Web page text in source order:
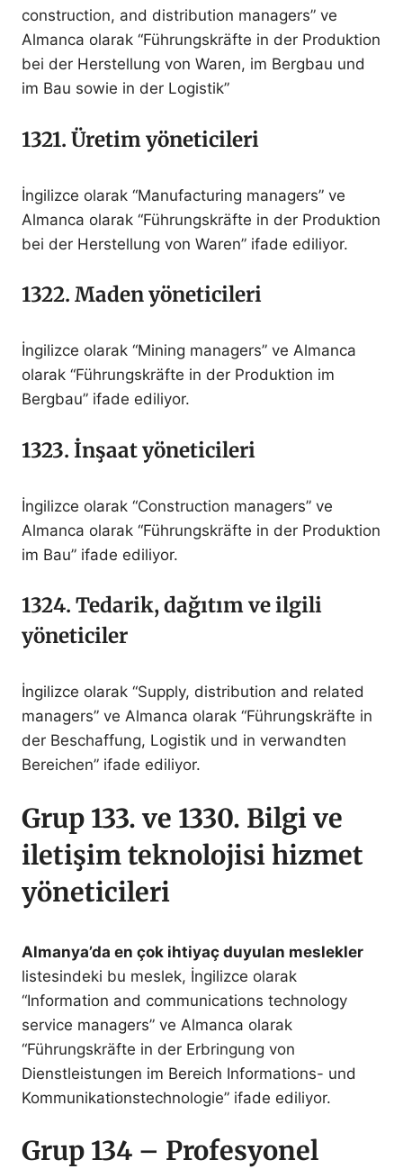
construction, and distribution managers” ve
Almanca olarak “Führungskräfte in der Produktion
bei der Herstellung von Waren, im Bergbau und
im Bau sowie in der Logistik”
1321. Üretim yöneticileri
İngilizce olarak “Manufacturing managers” ve
Almanca olarak “Führungskräfte in der Produktion
bei der Herstellung von Waren” ifade ediliyor.
1322. Maden yöneticileri
İngilizce olarak “Mining managers” ve Almanca
olarak “Führungskräfte in der Produktion im
Bergbau” ifade ediliyor.
1323. İnşaat yöneticileri
İngilizce olarak “Construction managers” ve
Almanca olarak “Führungskräfte in der Produktion
im Bau” ifade ediliyor.
1324. Tedarik, dağıtım ve ilgili
yöneticiler
İngilizce olarak “Supply, distribution and related
managers” ve Almanca olarak “Führungskräfte in
der Beschaffung, Logistik und in verwandten
Bereichen” ifade ediliyor.
Grup 133. ve 1330. Bilgi ve
iletişim teknolojisi hizmet
yöneticileri
Almanya’da en çok ihtiyaç duyulan meslekler
listesindeki bu meslek, İngilizce olarak
“Information and communications technology
service managers” ve Almanca olarak
“Führungskräfte in der Erbringung von
Dienstleistungen im Bereich Informations- und
Kommunikationstechnologie” ifade ediliyor.
Grup 134 – Profesyonel